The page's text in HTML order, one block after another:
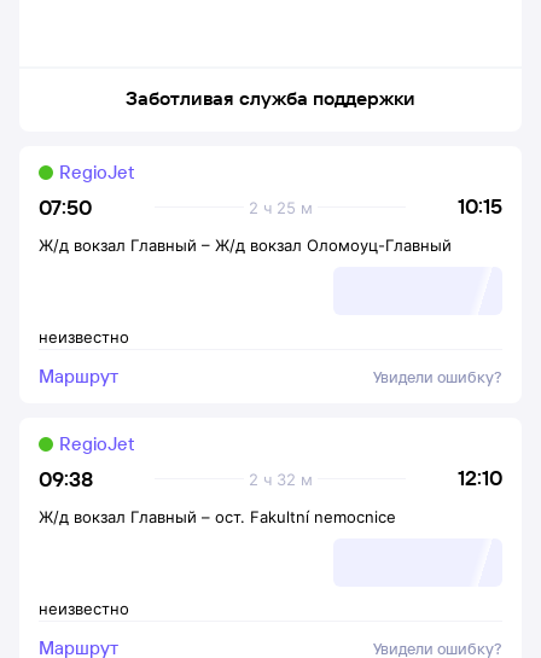
Заботливая служба поддержки
07:50 10:15
2 ч 25 м
RegioJet
неизвестно
Ж/д вокзал Главный – Ж/д вокзал Оломоуц-Главный
Маршрут Увидели ошибку?
09:38 12:10
2 ч 32 м
RegioJet
неизвестно
Ж/д вокзал Главный – ост. Fakultní nemocnice
Маршрут Увидели ошибку?